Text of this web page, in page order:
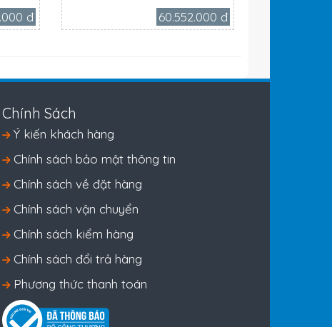
đ
60.552.000 đ
Chính Sách
Ý kiến khách hàng
Chính sách bảo mật thông tin
Chính sách về đặt hàng
Chính sách vận chuyển
Chính sách kiểm hàng
Chính sách đổi trả hàng
Phương thức thanh toán